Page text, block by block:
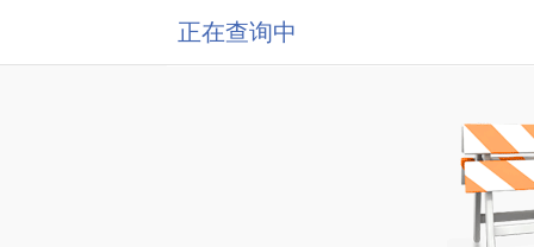
正在查询中